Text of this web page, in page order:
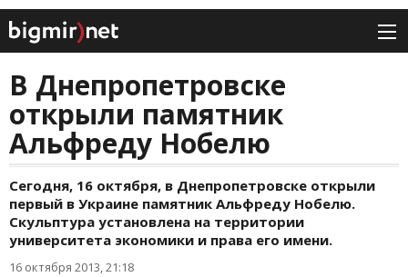
В Днепропетровске
открыли памятник
Альфреду Нобелю
Сегодня, 16 октября, в Днепропетровске открыли
первый в Украине памятник Альфреду Нобелю.
Скульптура установлена на территории
университета экономики и права его имени.
16 октября 2013, 21:18